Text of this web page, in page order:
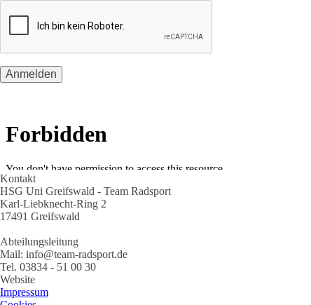
Kontakt
HSG Uni Greifswald - Team Radsport
Karl-Liebknecht-Ring 2
17491 Greifswald
Abteilungsleitung
Mail: info@team-radsport.de
Tel. 03834 - 51 00 30
Website
Impressum